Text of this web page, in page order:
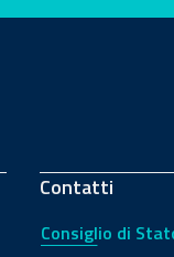
Contatti
Consiglio di